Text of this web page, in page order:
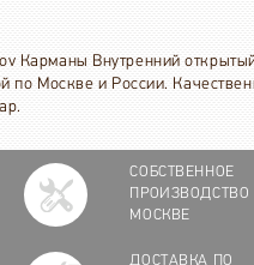
Карманы Внутренний
по Москве и России.
СОБСТВЕННОЕ
ПРОИЗВОДСТВО
МОСКВЕ
ДОСТАВКА ПО